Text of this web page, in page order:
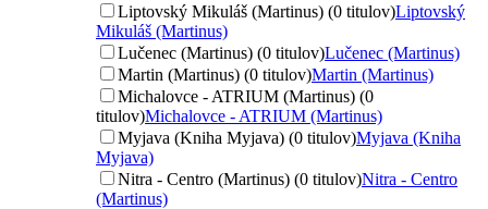
Liptovský Mikuláš (Martinus) (0 titulov)Liptovský
Mikuláš (Martinus)
Lučenec (Martinus) (0 titulov)Lučenec (Martinus)
Martin (Martinus) (0 titulov)Martin (Martinus)
Michalovce - ATRIUM (Martinus) (0
titulov)Michalovce - ATRIUM (Martinus)
Myjava (Kniha Myjava) (0 titulov)Myjava (Kniha
Myjava)
Nitra - Centro (Martinus) (0 titulov)Nitra - Centro
(Martinus)